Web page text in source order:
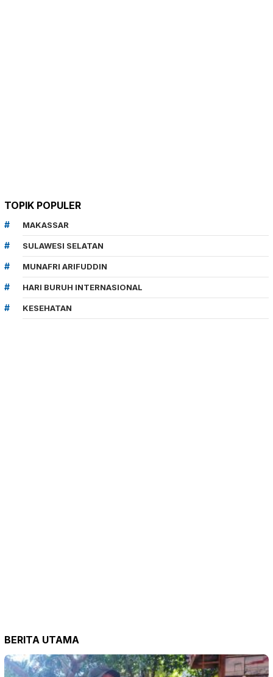
TOPIK POPULER
MAKASSAR
SULAWESI SELATAN
MUNAFRI ARIFUDDIN
HARI BURUH INTERNASIONAL
KESEHATAN
BERITA UTAMA